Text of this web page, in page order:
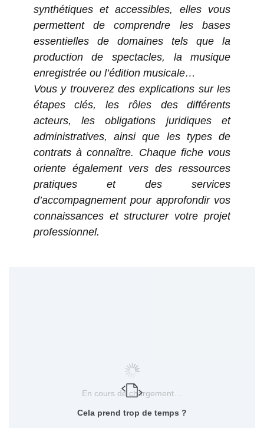
synthétiques et accessibles, elles vous
permettent de comprendre les bases
essentielles de domaines tels que la
production de spectacles, la musique
enregistrée ou l’édition musicale…
Vous y trouverez des explications sur les
étapes clés, les rôles des différents
acteurs, les obligations juridiques et
administratives, ainsi que les types de
contrats à connaître. Chaque fiche vous
oriente également vers des ressources
pratiques et des services
d’accompagnement pour approfondir vos
connaissances et structurer votre projet
professionnel.
En cours de chargement…
Cela prend trop de temps ?